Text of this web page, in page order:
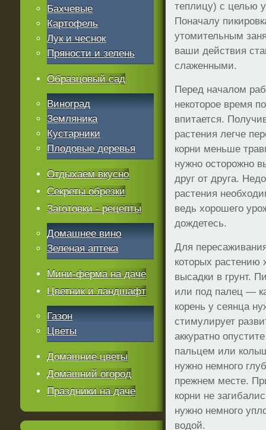
теплицу) с целью
Поначалу
утомительным
ваши действия
слаженными.
Перед началом
некоторое время
впитается.
растения легче
корни меньше
нужно осторожно
друг от друга.
растения
ведь хорошего
дождетесь.
Для
которых растению
высадки в грунт.
или под палец —
корень у сеянца
стимулирует
аккуратно
пальцем или
нужно немного
прежнем месте.
корни не
нужно немного
водой.
Бахчевые
Картофель
Лук и чеснок
Пряности и зелень
Образцовый сад
Виноград
Земляника
Кустарники
Плодовые деревья
Отдыхаем вкусно
Секреты обрезки
Заготовки - рецепты
Домашнее вино
Зеленая аптека
Мини-ферма на даче
Цветник и ландшафт
Газон
Цветы
Домашние цветы
Домашний огород
Праздники на даче